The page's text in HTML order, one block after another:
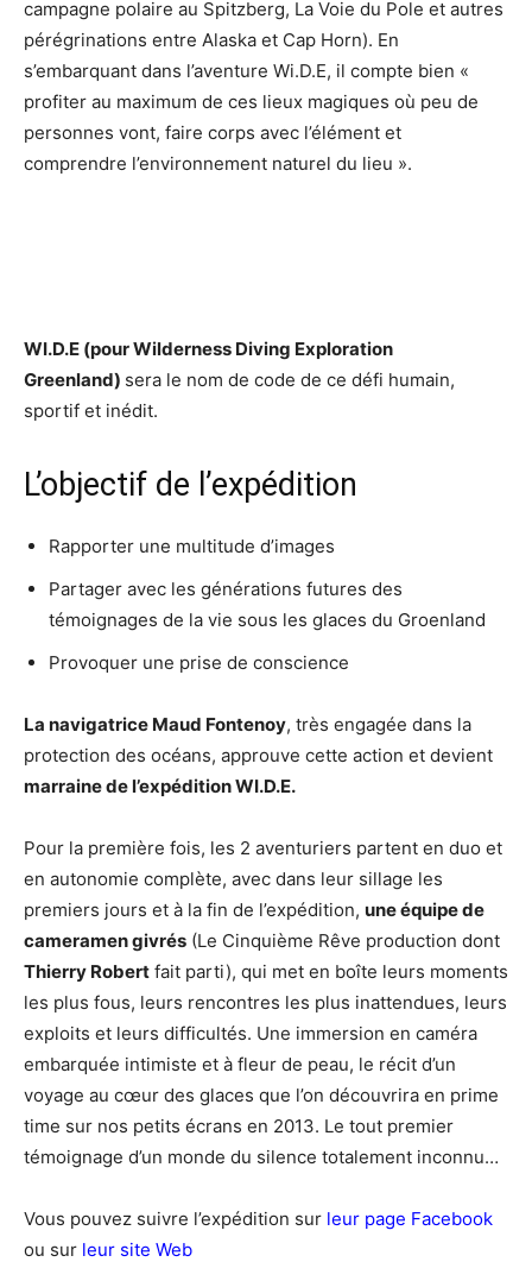
campagne polaire au Spitzberg, La Voie du Pole et autres
pérégrinations entre Alaska et Cap Horn). En
s’embarquant dans l’aventure Wi.D.E, il compte bien «
profiter au maximum de ces lieux magiques où peu de
personnes vont, faire corps avec l’élément et
comprendre l’environnement naturel du lieu ».
WI.D.E (pour Wilderness Diving Exploration
Greenland) sera le nom de code de ce défi humain,
sportif et inédit.
L’objectif de l’expédition
Rapporter une multitude d’images
Partager avec les générations futures des
témoignages de la vie sous les glaces du Groenland
Provoquer une prise de conscience
La navigatrice Maud Fontenoy, très engagée dans la
protection des océans, approuve cette action et devient
marraine de l’expédition WI.D.E.
Pour la première fois, les 2 aventuriers partent en duo et
en autonomie complète, avec dans leur sillage les
premiers jours et à la fin de l’expédition, une équipe de
cameramen givrés (Le Cinquième Rêve production dont
Thierry Robert fait parti), qui met en boîte leurs moments
les plus fous, leurs rencontres les plus inattendues, leurs
exploits et leurs difficultés. Une immersion en caméra
embarquée intimiste et à fleur de peau, le récit d’un
voyage au cœur des glaces que l’on découvrira en prime
time sur nos petits écrans en 2013. Le tout premier
témoignage d’un monde du silence totalement inconnu…
Vous pouvez suivre l’expédition sur leur page Facebook
ou sur leur site Web